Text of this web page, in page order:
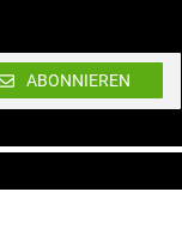
ABONNIEREN